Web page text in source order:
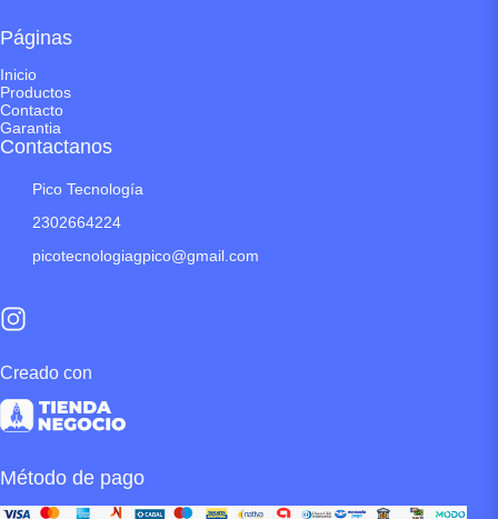
Páginas
Inicio
Productos
Contacto
Garantia
Contactanos
Pico Tecnología
2302664224
picotecnologiagpico@gmail.com
Creado con
Método de pago